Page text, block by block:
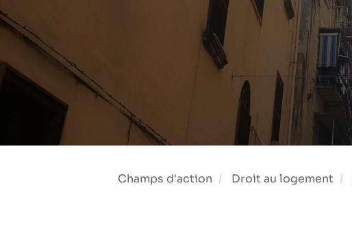
Champs d'action Droit au logement